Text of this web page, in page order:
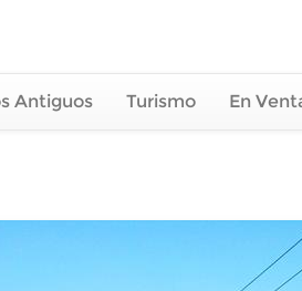
Antiguos Turismo En